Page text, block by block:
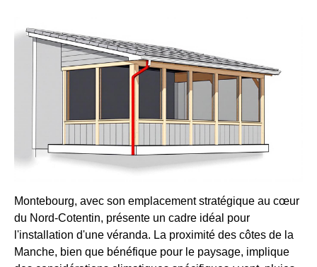
Montebourg, avec son emplacement stratégique au cœur
du Nord-Cotentin, présente un cadre idéal pour
l'installation d'une véranda. La proximité des côtes de la
Manche, bien que bénéfique pour le paysage, implique